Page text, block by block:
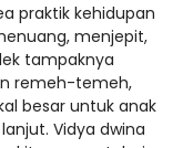
praktik kehidupan
menjepit,
tampaknya
remeh-temeh,
besar untuk anak
Vidya dwina